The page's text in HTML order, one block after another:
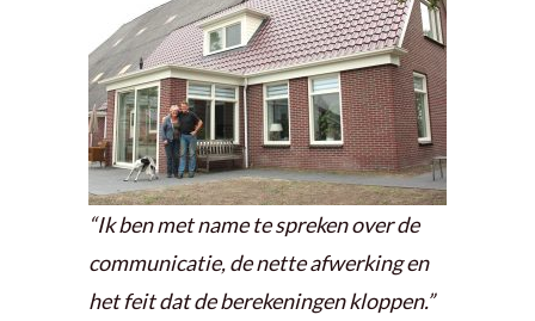
“Ik ben met name te spreken over de
communicatie, de nette afwerking en
het feit dat de berekeningen kloppen.”